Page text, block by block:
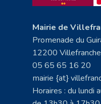
Mairie de
Promenade du
12200
05 65 65 16 20
mairie {at}
Horaires : du lundi